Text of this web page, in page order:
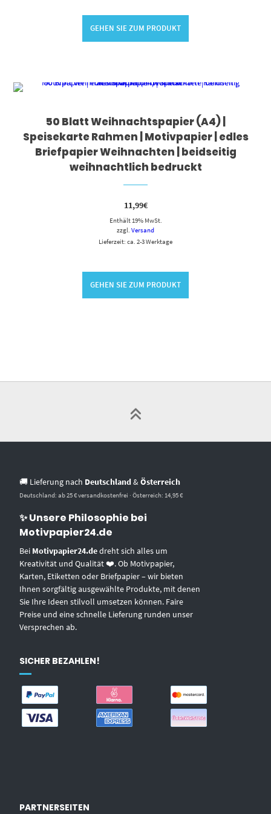
GEHEN SIE ZUM PRODUKT
50 Blatt Weihnachtspapier (A4) |
Speisekarte Rahmen | Motivpapier | edles
Briefpapier Weihnachten | beidseitig
weihnachtlich bedruckt
11,99€
Enthält 19% MwSt.
zzgl. Versand
Lieferzeit: ca. 2-3 Werktage
GEHEN SIE ZUM PRODUKT
🚚 Lieferung nach Deutschland &Österreich
Deutschland: ab 25 € versandkostenfrei · Österreich: 14,95 €
✨ Unsere Philosophie bei
Motivpapier24.de
Bei Motivpapier24.dedreht sich alles um
Kreativität und Qualität ❤️. Ob Motivpapier,
Karten, Etiketten oder Briefpapier – wir bieten
Ihnen sorgfältig ausgewählte Produkte, mit denen
Sie Ihre Ideen stilvoll umsetzen können. Faire
Preise und eine schnelle Lieferung runden unser
Versprechen ab.
SICHER BEZAHLEN!
PARTNERSEITEN